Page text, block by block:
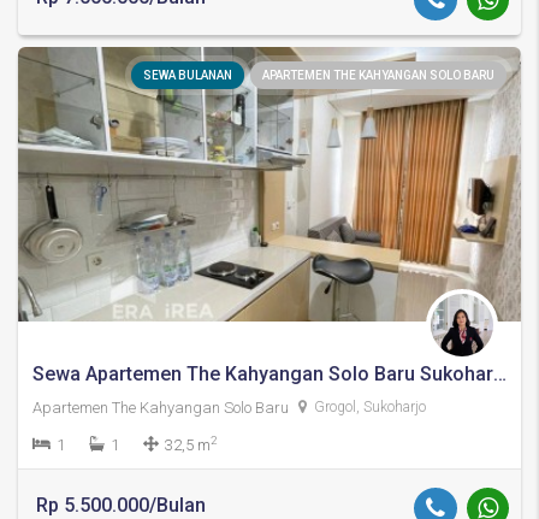
SEWA BULANAN APARTEMEN THE KAHYANGAN SOLO BARU
Sewa Apartemen The Kahyangan Solo Baru Sukoharjo
Apartemen The Kahyangan Solo Baru Grogol, Sukoharjo
1 1 32,5 m2
Rp 5.500.000/Bulan